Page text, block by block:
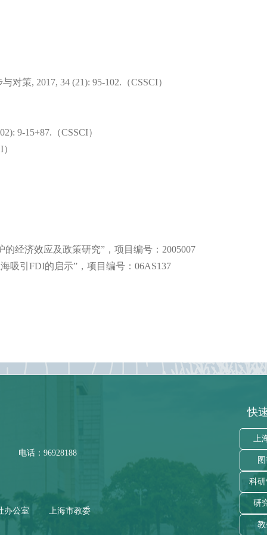
与对策, 2017, 34 (21): 95-102. （CSSCI）
9-15+87. （CSSCI）
）
的经济效应及政策研究” ，项目编号： 2005007
吸引FDI的启示” ，项目编号：06AS137
电话：96928188
办公室 上海市教委
快
上
科
研